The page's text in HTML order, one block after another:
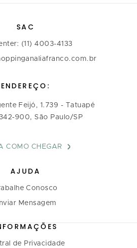
SAC
(11) 4003-4133
ENDEREÇO:
Feijó, 1.739 - Tatuapé
900, São Paulo/SP
COMO CHEGAR
AJUDA
Conosco
Mensagem
de Privacidade